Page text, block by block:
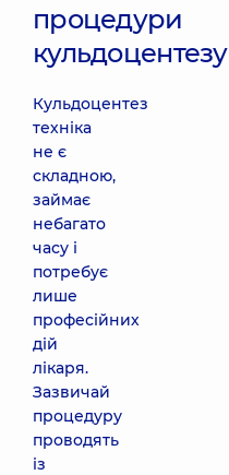
процедури
кульдоцентезу
Кульдоцентез
техніка
не є
складною,
займає
небагато
часу і
потребує
лише
професійних
дій
лікаря.
Зазвичай
процедуру
проводять
із